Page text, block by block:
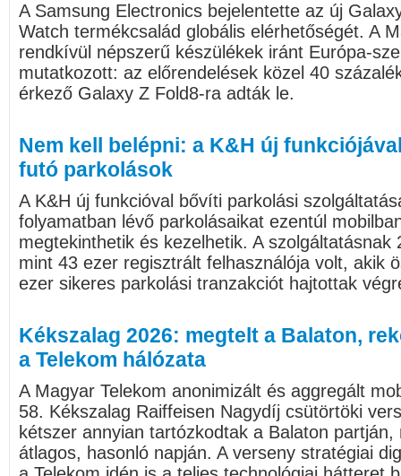
A Samsung Electronics bejelentette az új
Watch termékcsalád globális elérhetőségét. A
rendkívül népszerű készülékek iránt Európa-
mutatkozott: az előrendelések közel 40
érkező Galaxy Z Fold8-ra adták le.
Nem kell belépni: a K&H új
futó parkolások
A K&H új funkcióval bővíti parkolási
folyamatban lévő parkolásaikat ezentúl
megtekinthetik és kezelhetik. A szolgáltatásnak
mint 43 ezer regisztrált felhasználója volt, akik
ezer sikeres parkolási tranzakciót hajtottak
Kékszalag 2026: megtelt a Balaton,
a Telekom hálózata
A Magyar Telekom anonimizált és aggregált
58. Kékszalag Raiffeisen Nagydíj csütörtöki
kétszer annyian tartózkodtak a Balaton
átlagos, hasonló napján. A verseny stratégiai